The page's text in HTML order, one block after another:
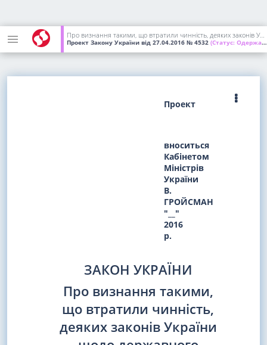
Про визнання такими, що втратили чинність, деяких законів України щодо державного регулювання виробництва і реалізації цукру
Проект Закону України від 27.04.2016 № 4532 (Статус: Одержаний ВР України)
Проект
вноситься
Кабінетом
Міністрів
України
В.
ГРОЙСМАН
"__"
2016
р.
ЗАКОН УКРАЇНИ
Про визнання такими,
що втратили чинність,
деяких законів України